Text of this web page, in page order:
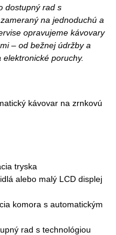
dostupný rad s
na jednoduchú a
opravujeme kávovary
– od bežnej údržby a
poruchy.
kávovar na zrnkovú
tryska
alebo malý LCD displej
komora s automatickým
rad s technológiou